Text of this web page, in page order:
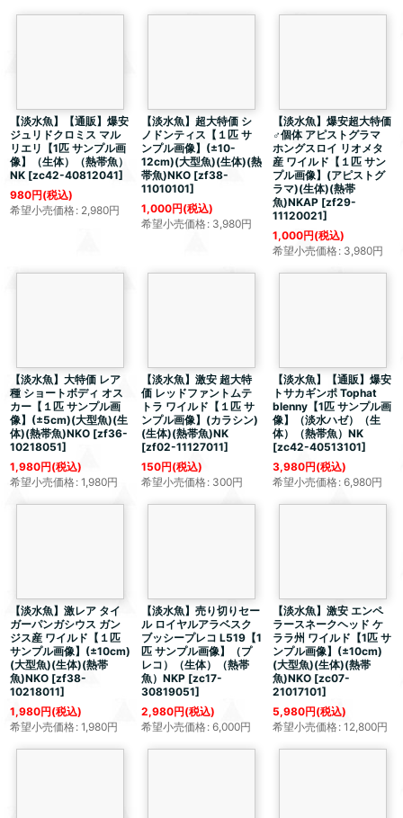
【淡水魚】【通販】爆安
ジュリドクロミス マル
リエリ【1匹 サンプル画
像】（生体）（熱帯魚）
NK [zc42-40812041]
980円(税込)
希望小売価格: 2,980円
【淡水魚】 超大特価シ
ノドンティス【１匹 サ
ンプル画像】(±10-
12cm)(大型魚)(生体)(熱
帯魚)NKO [zf38-
11010101]
1,000円(税込)
希望小売価格: 3,980円
【淡水魚】爆安超大特価
♂個体 アピストグラマ
ホングスロイ リオメタ
産 ワイルド【１匹 サン
プル画像】(アピストグ
ラマ)(生体)(熱帯
魚)NKAP [zf29-
11120021]
1,000円(税込)
希望小売価格: 3,980円
【淡水魚】大特価 レア
種 ショートボディ オス
カー【１匹 サンプル画
像】(±5cm)(大型魚)(生
体)(熱帯魚)NKO [zf36-
10218051]
1,980円(税込)
希望小売価格: 1,980円
【淡水魚】激安 超大特
価レッドファントムテ
トラ ワイルド【１匹 サ
ンプル画像】(カラシン)
(生体)(熱帯魚)NK
[zf02-11127011]
150円(税込)
希望小売価格: 300円
【淡水魚】【通販】爆安
トサカギンポ Tophat
blenny【1匹 サンプル画
像】（淡水ハゼ）（生
体）（熱帯魚）NK
[zc42-40513101]
3,980円(税込)
希望小売価格: 6,980円
【淡水魚】激レア タイ
ガーパンガシウス ガン
ジス産 ワイルド【１匹
サンプル画像】(±10cm)
(大型魚)(生体)(熱帯
魚)NKO [zf38-
10218011]
1,980円(税込)
希望小売価格: 1,980円
【淡水魚】売り切りセー
ル ロイヤルアラベスク
ブッシープレコ L519【1
匹 サンプル画像】（プ
レコ）（生体）（熱帯
魚）NKP [zc17-
30819051]
2,980円(税込)
希望小売価格: 6,000円
【淡水魚】激安 エンペ
ラースネークヘッド ケ
ララ州 ワイルド【1匹 サ
ンプル画像】(±10cm)
(大型魚)(生体)(熱帯
魚)NKO [zc07-
21017101]
5,980円(税込)
希望小売価格: 12,800円